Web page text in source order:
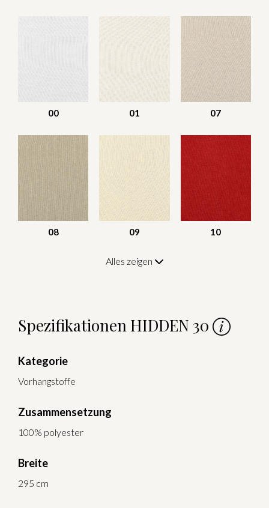
00 01 07
08 09 10
Alles zeigen
Spezifikationen HIDDEN 30
Kategorie
Vorhangstoffe
Zusammensetzung
100% polyester
Breite
295 cm